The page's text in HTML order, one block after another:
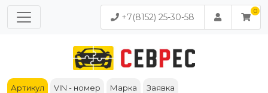
+7(8152) 25-30-58
Артикул VIN - номер Марка Заявка